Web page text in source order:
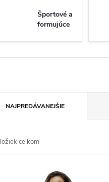
Športové a
formujúce
NAJPREDÁVANEJŠIE
celkom